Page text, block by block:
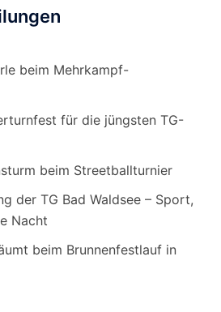
beim Mehrkampf-
für die jüngsten TG-
beim Streetballturnier
der TG Bad Waldsee – Sport,
Nacht
beim Brunnenfestlauf in